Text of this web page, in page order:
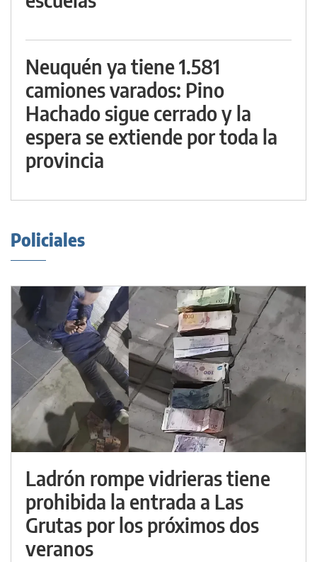
Neuquén ya tiene 1.581
camiones varados: Pino
Hachado sigue cerrado y la
espera se extiende por toda la
provincia
Policiales
Ladrón rompe vidrieras tiene
prohibida la entrada a Las
Grutas por los próximos dos
veranos